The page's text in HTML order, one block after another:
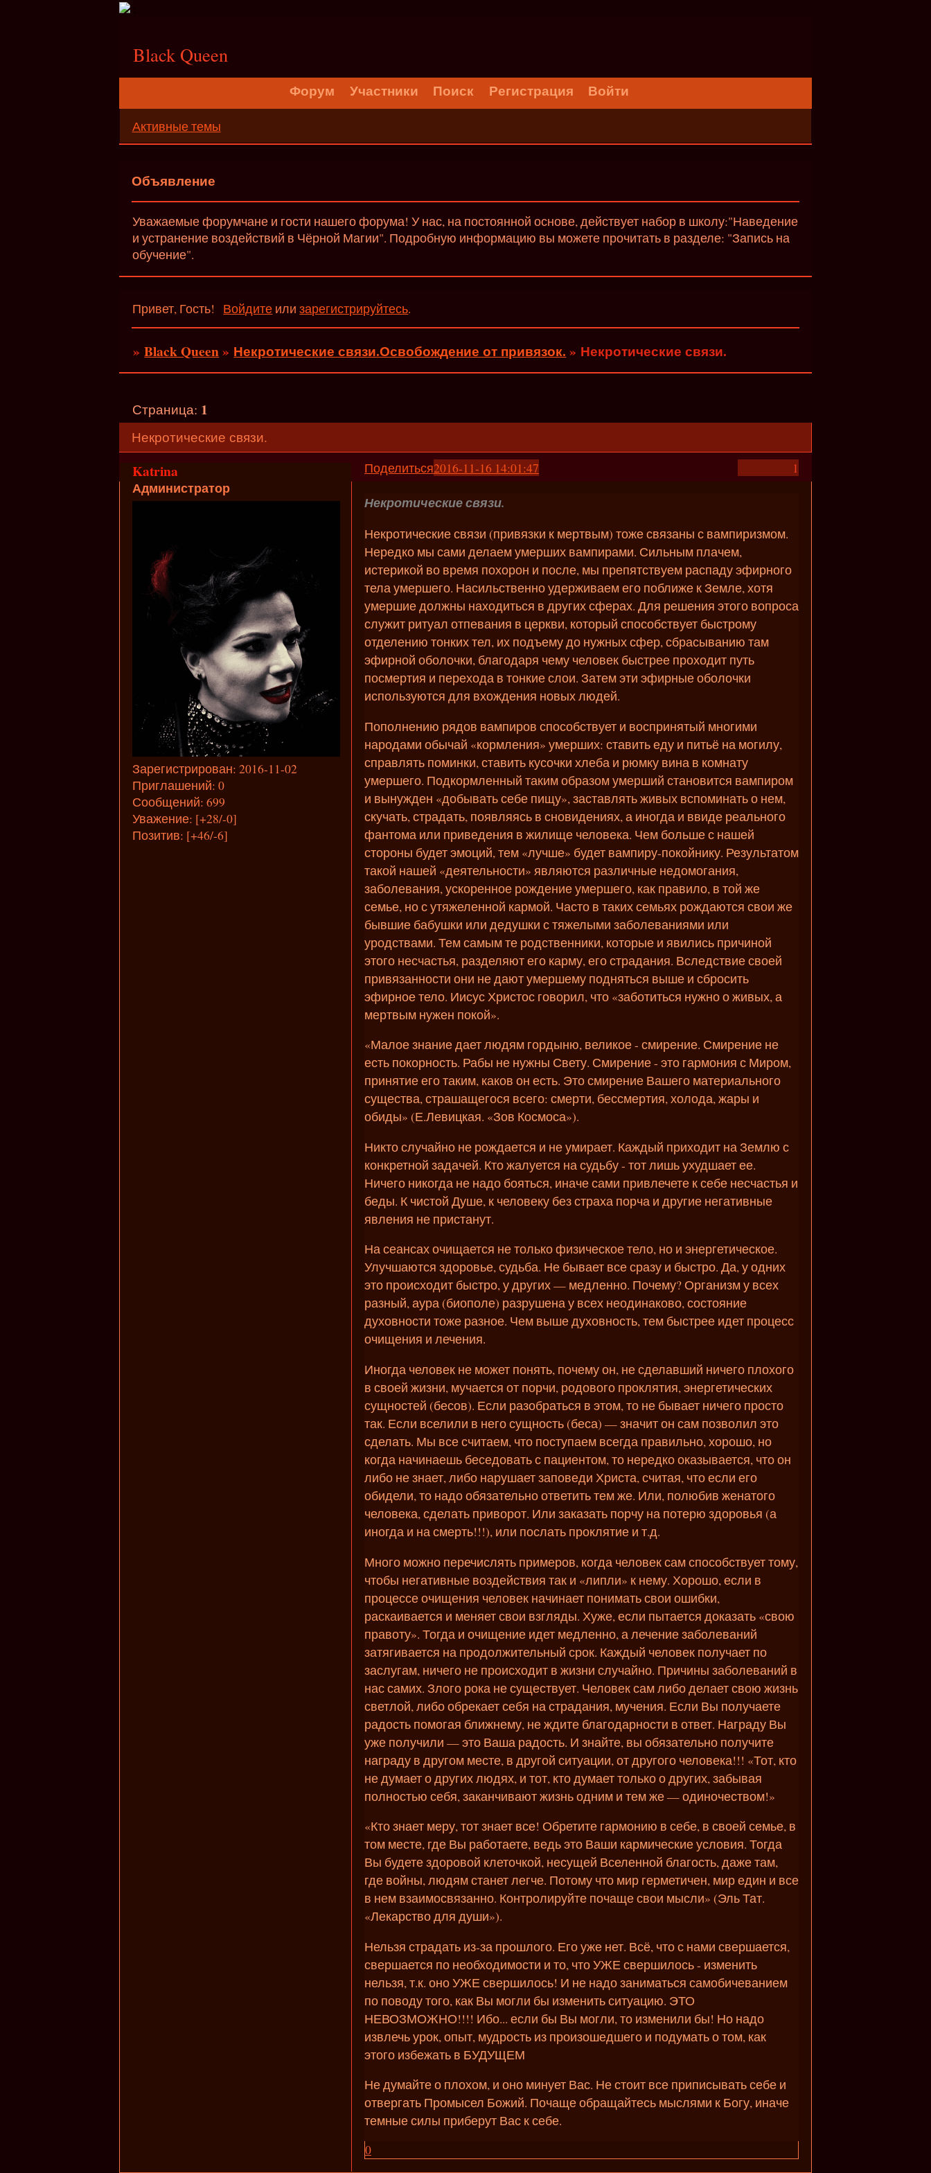
Black Queen
Форум Участники Поиск Регистрация Войти
Активные темы
Объявление
Уважаемые форумчане и гости нашего форума! У нас, на постоянной основе, действует набор в школу:"Наведение
и устранение воздействий в Чёрной Магии". Подробную информацию вы можете прочитать в разделе: "Запись на
обучение".
Привет, Гость! Войдите илизарегистрируйтесь.
»Black Queen» Некротические связи.Освобождение от привязок. » Некротические связи.
Некротические связи.
Страница: 1
Поделиться 1
2016-11-16 14:01:47
Katrina
Администратор
Зарегистрирован: 2016-11-02
Приглашений: 0
Сообщений: 699
Уважение: [+28/-0]
Позитив: [+46/-6]
Некротические связи.
Некротические связи (привязки к мертвым) тоже связаны с вампиризмом.
Нередко мы сами делаем умерших вампирами. Сильным плачем,
истерикой во время похорон и после, мы препятствуем распаду эфирного
тела умершего. Насильственно удерживаем его поближе к Земле, хотя
умершие должны находиться в других сферах. Для решения этого вопроса
служит ритуал отпевания в церкви, который способствует быстрому
отделению тонких тел, их подъему до нужных сфер, сбрасыванию там
эфирной оболочки, благодаря чему человек быстрее проходит путь
посмертия и перехода в тонкие слои. Затем эти эфирные оболочки
используются для вхождения новых людей.
Пополнению рядов вампиров способствует и воспринятый многими
народами обычай «кормления» умерших: ставить еду и питьё на могилу,
справлять поминки, ставить кусочки хлеба и рюмку вина в комнату
умершего. Подкормленный таким образом умерший становится вампиром
и вынужден «добывать себе пищу», заставлять живых вспоминать о нем,
скучать, страдать, появляясь в сновидениях, а иногда и ввиде реального
фантома или приведения в жилище человека. Чем больше с нашей
стороны будет эмоций, тем «лучше» будет вампиру-покойнику. Результатом
такой нашей «деятельности» являются различные недомогания,
заболевания, ускоренное рождение умершего, как правило, в той же
семье, но с утяжеленной кармой. Часто в таких семьях рождаются свои же
бывшие бабушки или дедушки с тяжелыми заболеваниями или
уродствами. Тем самым те родственники, которые и явились причиной
этого несчастья, разделяют его карму, его страдания. Вследствие своей
привязанности они не дают умершему подняться выше и сбросить
эфирное тело. Иисус Христос говорил, что «заботиться нужно о живых, а
мертвым нужен покой».
«Малое знание дает людям гордыню, великое - смирение. Смирение не
есть покорность. Рабы не нужны Свету. Смирение - это гармония с Миром,
принятие его таким, каков он есть. Это смирение Вашего материального
существа, страшащегося всего: смерти, бессмертия, холода, жары и
обиды» (Е.Левицкая. «Зов Космоса»).
Никто случайно не рождается и не умирает. Каждый приходит на Землю с
конкретной задачей. Кто жалуется на судьбу - тот лишь ухудшает ее.
Ничего никогда не надо бояться, иначе сами привлечете к себе несчастья и
беды. К чистой Душе, к человеку без страха порча и другие негативные
явления не пристанут.
На сеансах очищается не только физическое тело, но и энергетическое.
Улучшаются здоровье, судьба. Не бывает все сразу и быстро. Да, у одних
это происходит быстро, у других — медленно. Почему? Организм у всех
разный, аура (биополе) разрушена у всех неодинаково, состояние
духовности тоже разное. Чем выше духовность, тем быстрее идет процесс
очищения и лечения.
Иногда человек не может понять, почему он, не сделавший ничего плохого
в своей жизни, мучается от порчи, родового проклятия, энергетических
сущностей (бесов). Если разобраться в этом, то не бывает ничего просто
так. Если вселили в него сущность (беса) — значит он сам позволил это
сделать. Мы все считаем, что поступаем всегда правильно, хорошо, но
когда начинаешь беседовать с пациентом, то нередко оказывается, что он
либо не знает, либо нарушает заповеди Христа, считая, что если его
обидели, то надо обязательно ответить тем же. Или, полюбив женатого
человека, сделать приворот. Или заказать порчу на потерю здоровья (а
иногда и на смерть!!!), или послать проклятие и т.д.
Много можно перечислять примеров, когда человек сам способствует тому,
чтобы негативные воздействия так и «липли» к нему. Хорошо, если в
процессе очищения человек начинает понимать свои ошибки,
раскаивается и меняет свои взгляды. Хуже, если пытается доказать «свою
правоту». Тогда и очищение идет медленно, а лечение заболеваний
затягивается на продолжительный срок. Каждый человек получает по
заслугам, ничего не происходит в жизни случайно. Причины заболеваний в
нас самих. Злого рока не существует. Человек сам либо делает свою жизнь
светлой, либо обрекает себя на страдания, мучения. Если Вы получаете
радость помогая ближнему, не ждите благодарности в ответ. Награду Вы
уже получили — это Ваша радость. И знайте, вы обязательно получите
награду в другом месте, в другой ситуации, от другого человека!!! «Тот, кто
не думает о других людях, и тот, кто думает только о других, забывая
полностью себя, заканчивают жизнь одним и тем же — одиночеством!»
«Кто знает меру, тот знает все! Обретите гармонию в себе, в своей семье, в
том месте, где Вы работаете, ведь это Ваши кармические условия. Тогда
Вы будете здоровой клеточкой, несущей Вселенной благость, даже там,
где войны, людям станет легче. Потому что мир герметичен, мир един и все
в нем взаимосвязанно. Контролируйте почаще свои мысли» (Эль Тат.
«Лекарство для души»).
Нельзя страдать из-за прошлого. Его уже нет. Всё, что с нами свершается,
свершается по необходимости и то, что УЖЕ свершилось - изменить
нельзя, т.к. оно УЖЕ свершилось! И не надо заниматься самобичеванием
по поводу того, как Вы могли бы изменить ситуацию. ЭТО
НЕВОЗМОЖНО!!!! Ибо... если бы Вы могли, то изменили бы! Но надо
извлечь урок, опыт, мудрость из произошедшего и подумать о том, как
этого избежать в БУДУЩЕМ
Не думайте о плохом, и оно минует Вас. Не стоит все приписывать себе и
отвергать Промысел Божий. Почаще обращайтесь мыслями к Богу, иначе
темные силы приберут Вас к себе.
0